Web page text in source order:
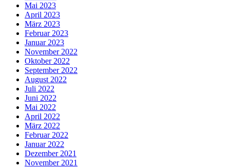
Mai 2023
April 2023
März 2023
Februar 2023
Januar 2023
November 2022
Oktober 2022
September 2022
August 2022
Juli 2022
Juni 2022
Mai 2022
April 2022
März 2022
Februar 2022
Januar 2022
Dezember 2021
November 2021